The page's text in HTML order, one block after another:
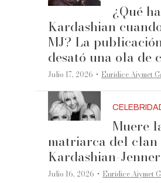
¿Qué
Kardashian
MJ? La
desató una ola de
Julio 17, 2026 ·Eurídice Aiymet
Muere
matriarca del clan
Kardashian-Jenner
Julio 16, 2026 ·Eurídice Aiymet